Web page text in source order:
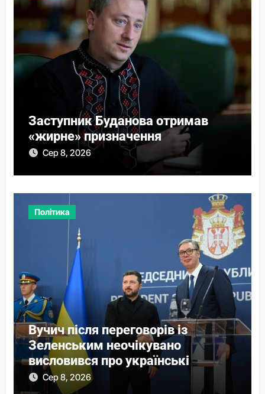
Заступник Буданова отримав
«жирне» призначення
Сер 8, 2026
Політика
Вучич після переговорів із
Зеленським неочікувано
висловився про українські
території
Сер 8, 2026